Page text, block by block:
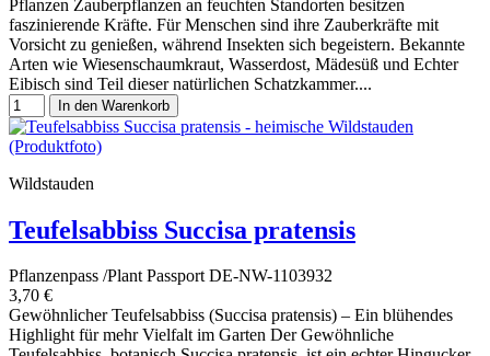
Pflanzen Zauberpflanzen an feuchten Standorten besitzen
faszinierende Kräfte. Für Menschen sind ihre Zauberkräfte mit
Vorsicht zu genießen, während Insekten sich begeistern. Bekannte
Arten wie Wiesenschaumkraut, Wasserdost, Mädesüß und Echter
Eibisch sind Teil dieser natürlichen Schatzkammer....
In den Warenkorb
Wildstauden
Teufelsabbiss Succisa pratensis
Pflanzenpass /Plant Passport DE-NW-1103932
3,70 €
Gewöhnlicher Teufelsabbiss (Succisa pratensis) – Ein blühendes
Highlight für mehr Vielfalt im Garten Der Gewöhnliche